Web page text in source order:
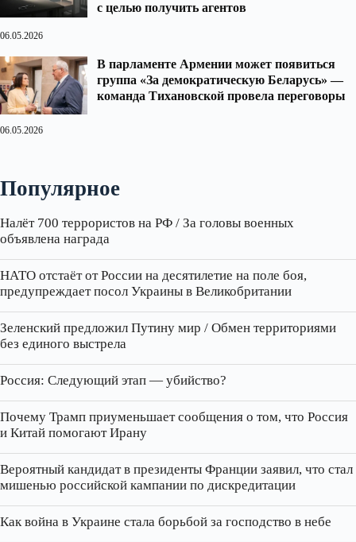
с целью получить агентов
06.05.2026
В парламенте Армении может появиться
группа «За демократическую Беларусь» —
команда Тихановской провела переговоры
06.05.2026
Популярное
Налёт 700 террористов на РФ / За головы военных
объявлена награда
НАТО отстаёт от России на десятилетие на поле боя,
предупреждает посол Украины в Великобритании
Зеленский предложил Путину мир / Обмен территориями
без единого выстрела
Россия: Следующий этап — убийство?
Почему Трамп приуменьшает сообщения о том, что Россия
и Китай помогают Ирану
Вероятный кандидат в президенты Франции заявил, что стал
мишенью российской кампании по дискредитации
Как война в Украине стала борьбой за господство в небе